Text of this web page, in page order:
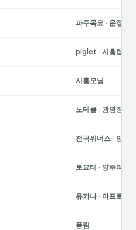
파주목요 · 운정위
piglet · 시흥탑
시흥모닝
노테클 · 광명장미
전곡위너스 · 양주
토요테 · 양주여성
유카나· 아프로디
풍림